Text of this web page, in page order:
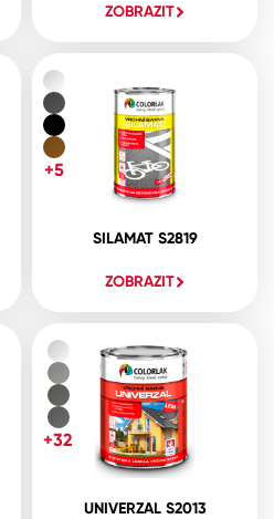
ZOBRAZIT
SILAMAT S2819
ZOBRAZIT
+5
UNIVERZAL S2013
+32